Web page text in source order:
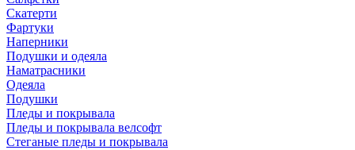
Скатерти
Фартуки
Наперники
Подушки и одеяла
Наматрасники
Одеяла
Подушки
Пледы и покрывала
Пледы и покрывала велсофт
Стеганые пледы и покрывала